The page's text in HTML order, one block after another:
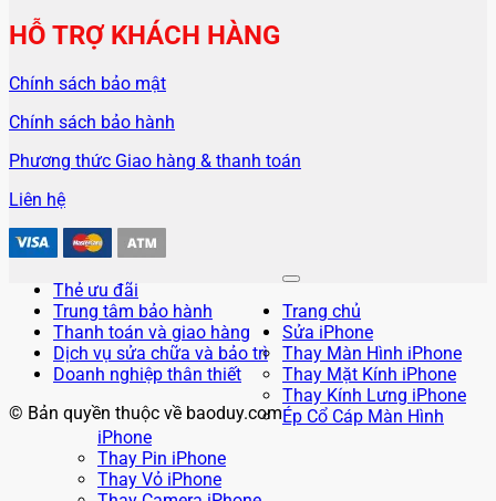
HỖ TRỢ KHÁCH HÀNG
Chính sách bảo mật
Chính sách bảo hành
Phương thức Giao hàng & thanh toán
Liên hệ
Thẻ ưu đãi
Trung tâm bảo hành
Thanh toán và giao hàng
Dịch vụ sửa chữa và bảo trì
Doanh nghiệp thân thiết
© Bản quyền thuộc về baoduy.com
Trang chủ
Sửa iPhone
Thay Màn Hình iPhone
Thay Mặt Kính iPhone
Thay Kính Lưng iPhone
Ép Cổ Cáp Màn Hình
iPhone
Thay Pin iPhone
Thay Vỏ iPhone